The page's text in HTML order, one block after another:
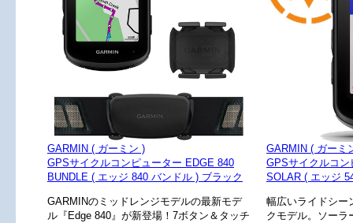
GARMIN ( ガーミン )
GPSサイクルコンピューター EDGE 840
BUNDLE ( エッジ 840 バンドル ) ブラック
GARMINのミッドレンジモデルの最新モデ
ル『Edge 840』が新登場！7ボタン＆タッチ
GARMIN ( ガーミ
GPSサイクルコ
SOLAR ( エッジ
幅広いライドシー
クモデル。ソーラ